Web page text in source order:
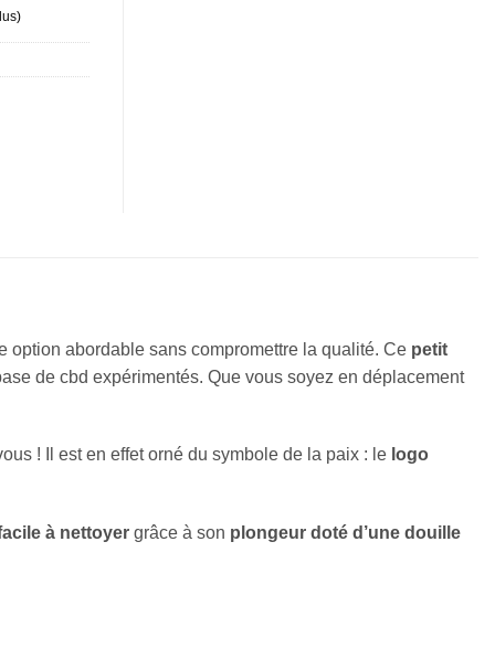
)
option abordable sans compromettre la qualité. Ce petit
de cbd expérimentés. Que vous soyez en déplacement
! Il est en effet orné du symbole de la paix : le logo
à nettoyer grâce à son plongeur doté d’une douille